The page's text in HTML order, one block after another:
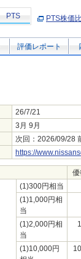
PTS PTS株価
評価レポート
26/7/21
3月 9月
次回：2026/09/28
https://
(1)300円相当
(1)1,000円相
当
(1)2,000円相
当
(1)10,000円